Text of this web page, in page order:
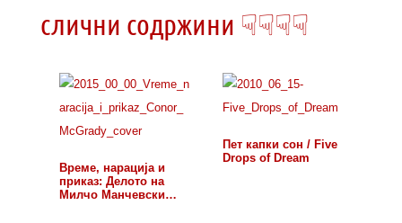
слични содржини ☟☟☟☟
Време, нарација и
приказ: Делото на
Милчо Манчевски…
Пет капки сон / Five
Drops of Dream